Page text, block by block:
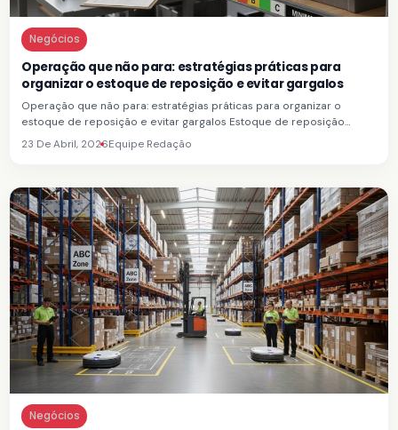
Negócios
Operação que não para: estratégias práticas para
organizar o estoque de reposição e evitar gargalos
Operação que não para: estratégias práticas para organizar o
estoque de reposição e evitar gargalos Estoque de reposição…
23 De Abril, 2026Equipe Redação
Negócios